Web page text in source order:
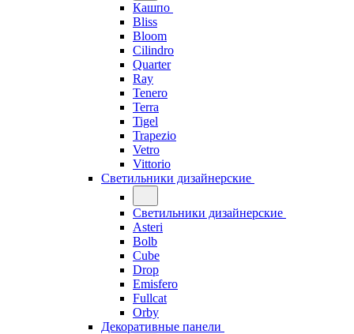
Кашпо
Bliss
Bloom
Cilindro
Quarter
Ray
Tenero
Terra
Tigel
Trapezio
Vetro
Vittorio
Светильники дизайнерские
Светильники дизайнерские
Asteri
Bolb
Cube
Drop
Emisfero
Fullcat
Orby
Декоративные панели